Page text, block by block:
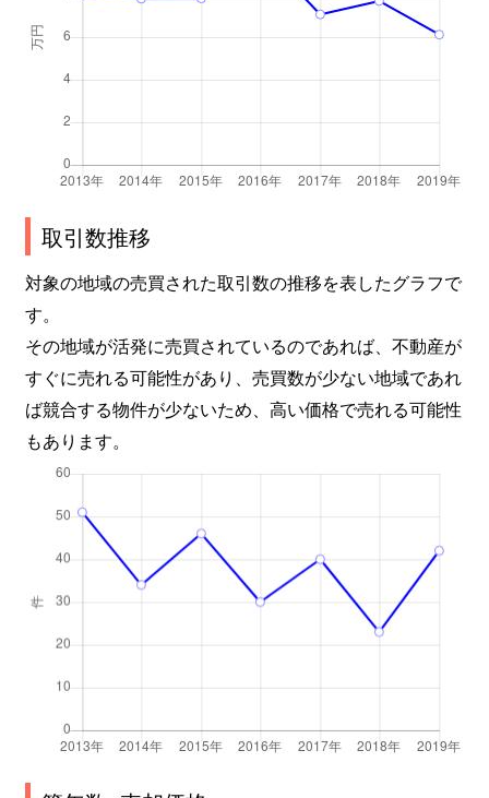
取引数推移
対象の地域の売買された取引数の推移を表したグラフで
す。
その地域が活発に売買されているのであれば、不動産が
すぐに売れる可能性があり、売買数が少ない地域であれ
ば競合する物件が少ないため、高い価格で売れる可能性
もあります。